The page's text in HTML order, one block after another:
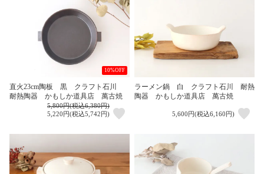
10%OFF
直火23cm陶板 黒 クラフト石川
耐熱陶器 かもしか道具店 萬古焼
5,800円(税込6,380円)
5,220円(税込5,742円)
ラーメン鍋 白 クラフト石川 耐熱
陶器 かもしか道具店 萬古焼
5,600円(税込6,160円)